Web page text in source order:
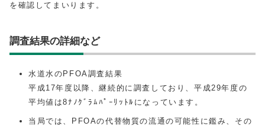
を確認してまいります。
調査結果の詳細など
水道水のPFOA調査結果
平成17年度以降、継続的に調査しており、平成29年度の
平均値は8ﾅﾉｸﾞﾗﾑﾊﾟｰﾘｯﾄﾙになっています。
当局では、PFOAの代替物質の流通の可能性に鑑み、その